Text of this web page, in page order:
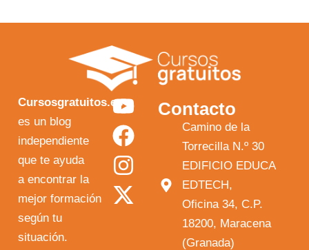
Cursosgratuitos.es
es un blog
independiente
que te ayuda
a encontrar la
mejor formación
según tu
situación.
Y
o
u
t
u
F
a
c
e
b
I
n
s
t
a
X
-
t
w
i
Contacto
Camino de la
Torrecilla N.º 30
EDIFICIO EDUCA
EDTECH,
Oficina 34, C.P.
18200, Maracena
(Granada)